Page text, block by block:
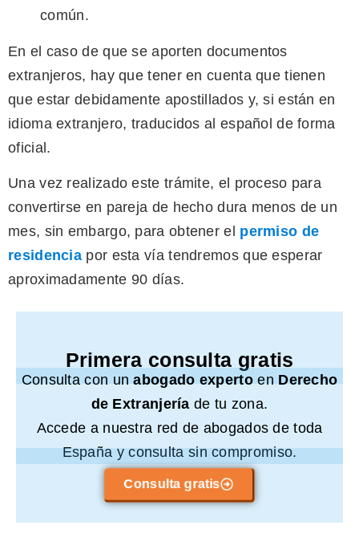
común.
En el caso de que se aporten documentos
extranjeros, hay que tener en cuenta que tienen
que estar debidamente apostillados y, si están en
idioma extranjero, traducidos al español de forma
oficial.
Una vez realizado este trámite, el proceso para
convertirse en pareja de hecho dura menos de un
mes, sin embargo, para obtener el permiso de
residencia por esta vía tendremos que esperar
aproximadamente 90 días.
Primera consulta gratis
Consulta con unabogado expertoen Derecho
de Extranjeríade tu zona.
Accede a nuestra red de abogados de toda
España y consulta sin compromiso.
Consulta gratis